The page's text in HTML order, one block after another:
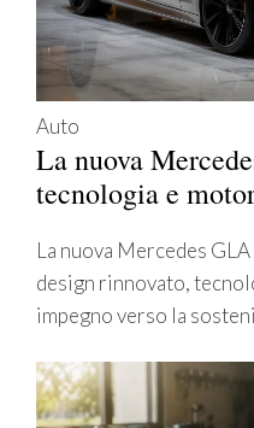
Auto
La nuova
tecnologia e
La nuova Mercedes
design rinnovato,
impegno verso la